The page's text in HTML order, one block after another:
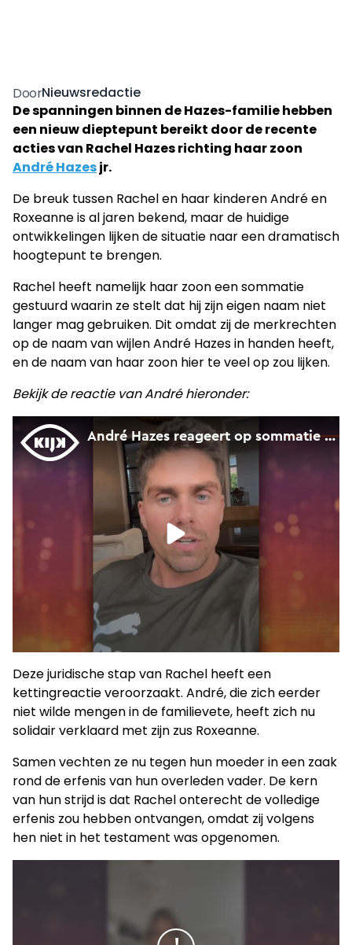
DoorNieuwsredactie
De spanningen binnen de Hazes-familie hebben
een nieuw dieptepunt bereikt door de recente
acties van Rachel Hazes richting haar zoon
André Hazesjr.
De breuk tussen Rachel en haar kinderen André en
Roxeanne is al jaren bekend, maar de huidige
ontwikkelingen lijken de situatie naar een dramatisch
hoogtepunt te brengen.
Rachel heeft namelijk haar zoon een sommatie
gestuurd waarin ze stelt dat hij zijn eigen naam niet
langer mag gebruiken. Dit omdat zij de merkrechten
op de naam van wijlen André Hazes in handen heeft,
en de naam van haar zoon hier te veel op zou lijken.
Bekijk de reactie van André hieronder:
Deze juridische stap van Rachel heeft een
kettingreactie veroorzaakt. André, die zich eerder
niet wilde mengen in de familievete, heeft zich nu
solidair verklaard met zijn zus Roxeanne.
Samen vechten ze nu tegen hun moeder in een zaak
rond de erfenis van hun overleden vader. De kern
van hun strijd is dat Rachel onterecht de volledige
erfenis zou hebben ontvangen, omdat zij volgens
hen niet in het testament was opgenomen.